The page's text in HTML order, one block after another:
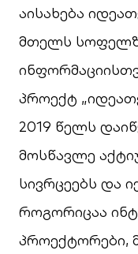
აისახება
მთელს
პროექტ
2019 წელს
მოსწავლე
სივრცეებს და
როგორიცაა
პროექტორები,